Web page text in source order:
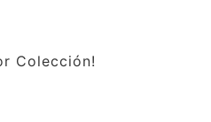
Colección!